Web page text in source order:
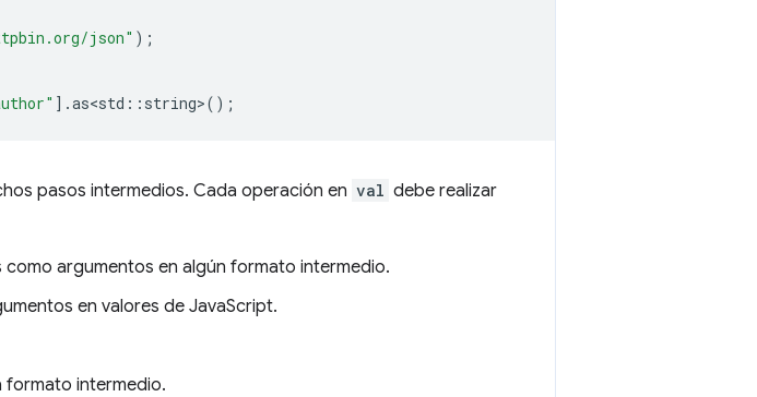
json" );
].as<std :: string>();
pasos intermedios. Cada operación en val debe realizar
argumentos en algún formato intermedio.
en valores de JavaScript.
formato intermedio.